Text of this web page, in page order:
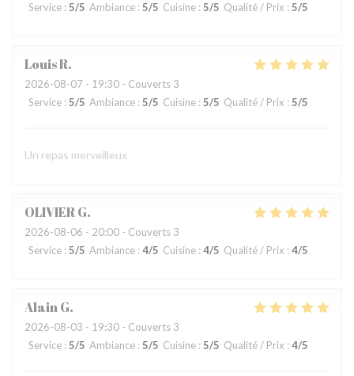
Service : 5/5 Ambiance : 5/5 Cuisine : 5/5 Qualité / Prix : 5/5
LouisR
2026-08-07 - 19:30 - Couverts 3
Service : 5/5 Ambiance : 5/5 Cuisine : 5/5 Qualité / Prix : 5/5
Un repas merveilleux
OLIVIERG
2026-08-06 - 20:00 - Couverts 3
Service : 5/5 Ambiance : 4/5 Cuisine : 4/5 Qualité / Prix : 4/5
AlainG
2026-08-03 - 19:30 - Couverts 3
Service : 5/5 Ambiance : 5/5 Cuisine : 5/5 Qualité / Prix : 4/5